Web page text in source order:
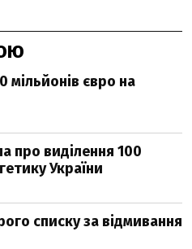
мільйонів євро на
про виділення 100
України
списку за відмивання